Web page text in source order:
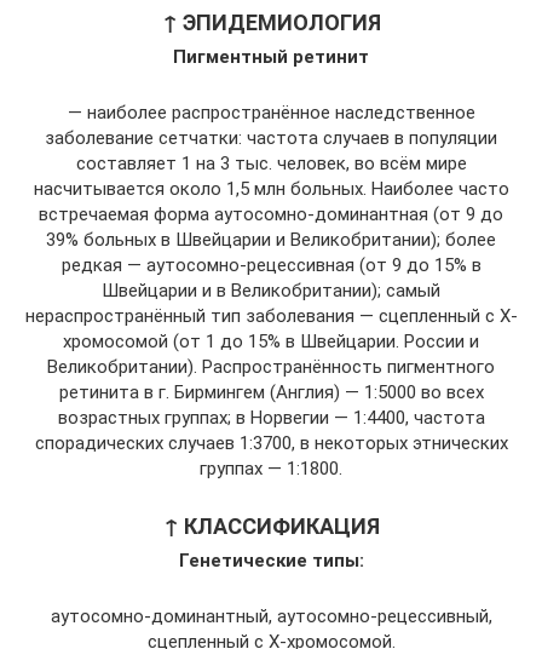
↑ ЭПИДЕМИОЛОГИЯ
Пигментный ретинит
— наиболее распространённое наследственное
заболевание сетчатки: частота случаев в популяции
составляет 1 на 3 тыс. человек, во всём мире
насчитывается около 1,5 млн больных. Наиболее часто
встречаемая форма аутосомно-доминантная (от 9 до
39% больных в Швейцарии и Великобритании); более
редкая — аутосомно-рецессивная (от 9 до 15% в
Швейцарии и в Великобритании); самый
нераспространённый тип заболевания — сцепленный с Х-
хромосомой (от 1 до 15% в Швейцарии. России и
Великобритании). Распространённость пигментного
ретинита в г. Бирмингем (Англия) — 1:5000 во всех
возрастных группах; в Норвегии — 1:4400, частота
спорадических случаев 1:3700, в некоторых этнических
группах — 1:1800.
↑ КЛАССИФИКАЦИЯ
Генетические типы:
аутоcомно-доминантный, аутосомно-рецессивный,
сцепленный с Х-хромосомой.